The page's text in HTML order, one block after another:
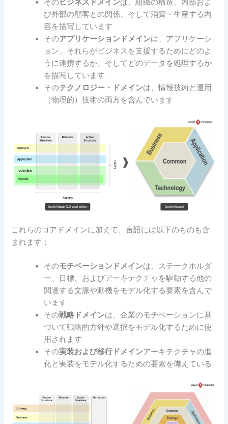
その ビジネスドメインは、組織の構造、内部およ
び外部の顧客との関係、そして消費・生産する内
容を描写しています
そのアプリケーションドメインは、アプリケーシ
ョン、それらがビジネスを支援するためにどのよ
うに連携するか、そしてどのデータを処理するか
を描写しています
そのテクノロジー・ドメインは、情報技術と運用
（物理的）技術の両方を含んでいます
これらのコアドメインに加えて、言語には以下のものも含
まれます：
そのモチベーションドメインは、ステークホルダ
ー、目標、およびアーキテクチャを駆動する他の
関連する文脈や動機をモデル化する要素を含んで
います
その戦略ドメインは、企業のモチベーションに基
づいて戦略的方針や選択をモデル化するために使
用されます
その実装および移行ドメインアーキテクチャの進
化と実装をモデル化するための要素を備えている